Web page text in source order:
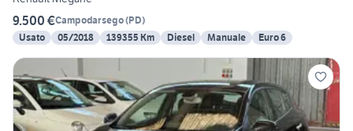
9.500 €Campodarsego(PD)
Usato
05/2018 139355 Km Diesel Manuale Euro 6